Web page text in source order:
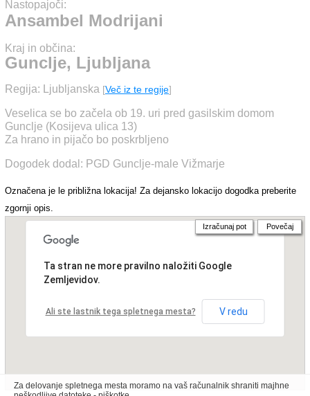
Nastopajoči:
Ansambel Modrijani
Kraj in občina:
Gunclje, Ljubljana
Regija: Ljubljanska [Več iz te regije]
Veselica se bo začela ob 19. uri pred gasilskim domom
Gunclje (Kosijeva ulica 13)
Za hrano in pijačo bo poskrbljeno
Dogodek dodal: PGD Gunclje-male Vižmarje
Označena je le približna lokacija! Za dejansko lokacijo dogodka preberite
zgornji opis.
Ta stran ne more pravilno naložiti Google
Zemljevidov.
Ali ste lastnik tega spletnega mesta? V redu
Izračunaj pot Povečaj
Za delovanje spletnega mesta moramo na vaš računalnik shraniti majhne